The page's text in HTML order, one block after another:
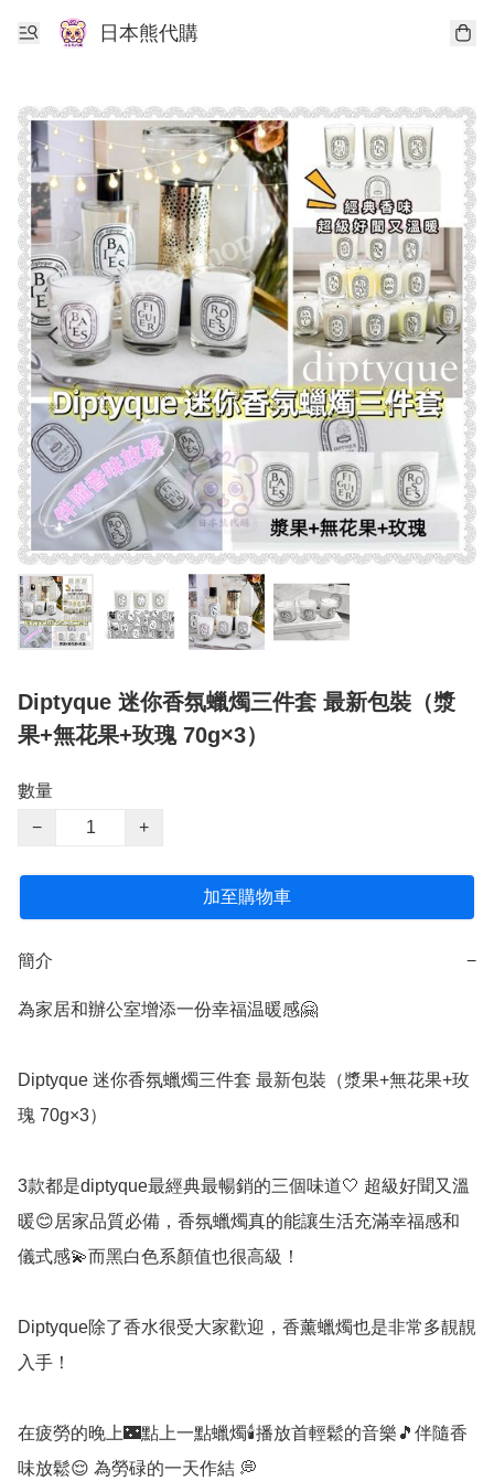
日本熊代購
Diptyque 迷你香氛蠟燭三件套 最新包裝（漿
果+無花果+玫瑰 70g×3）
數量
−
+
加至購物車
簡介 −
為家居和辦公室增添一份幸福温暖感🤗
Diptyque 迷你香氛蠟燭三件套 最新包裝（漿果+無花果+玫
瑰 70g×3）
3款都是diptyque最經典最暢銷的三個味道🤍 超級好聞又溫
暖😊居家品質必備，香氛蠟燭真的能讓生活充滿幸福感和
儀式感💫而黑白色系顏值也很高級！
Diptyque除了香水很受大家歡迎，香薰蠟燭也是非常多靚靚
入手！
在疲勞的晚上🌃點上一點蠟燭🕯️播放首輕鬆的音樂🎵伴隨香
味放鬆😌 為勞碌的一天作結 💭